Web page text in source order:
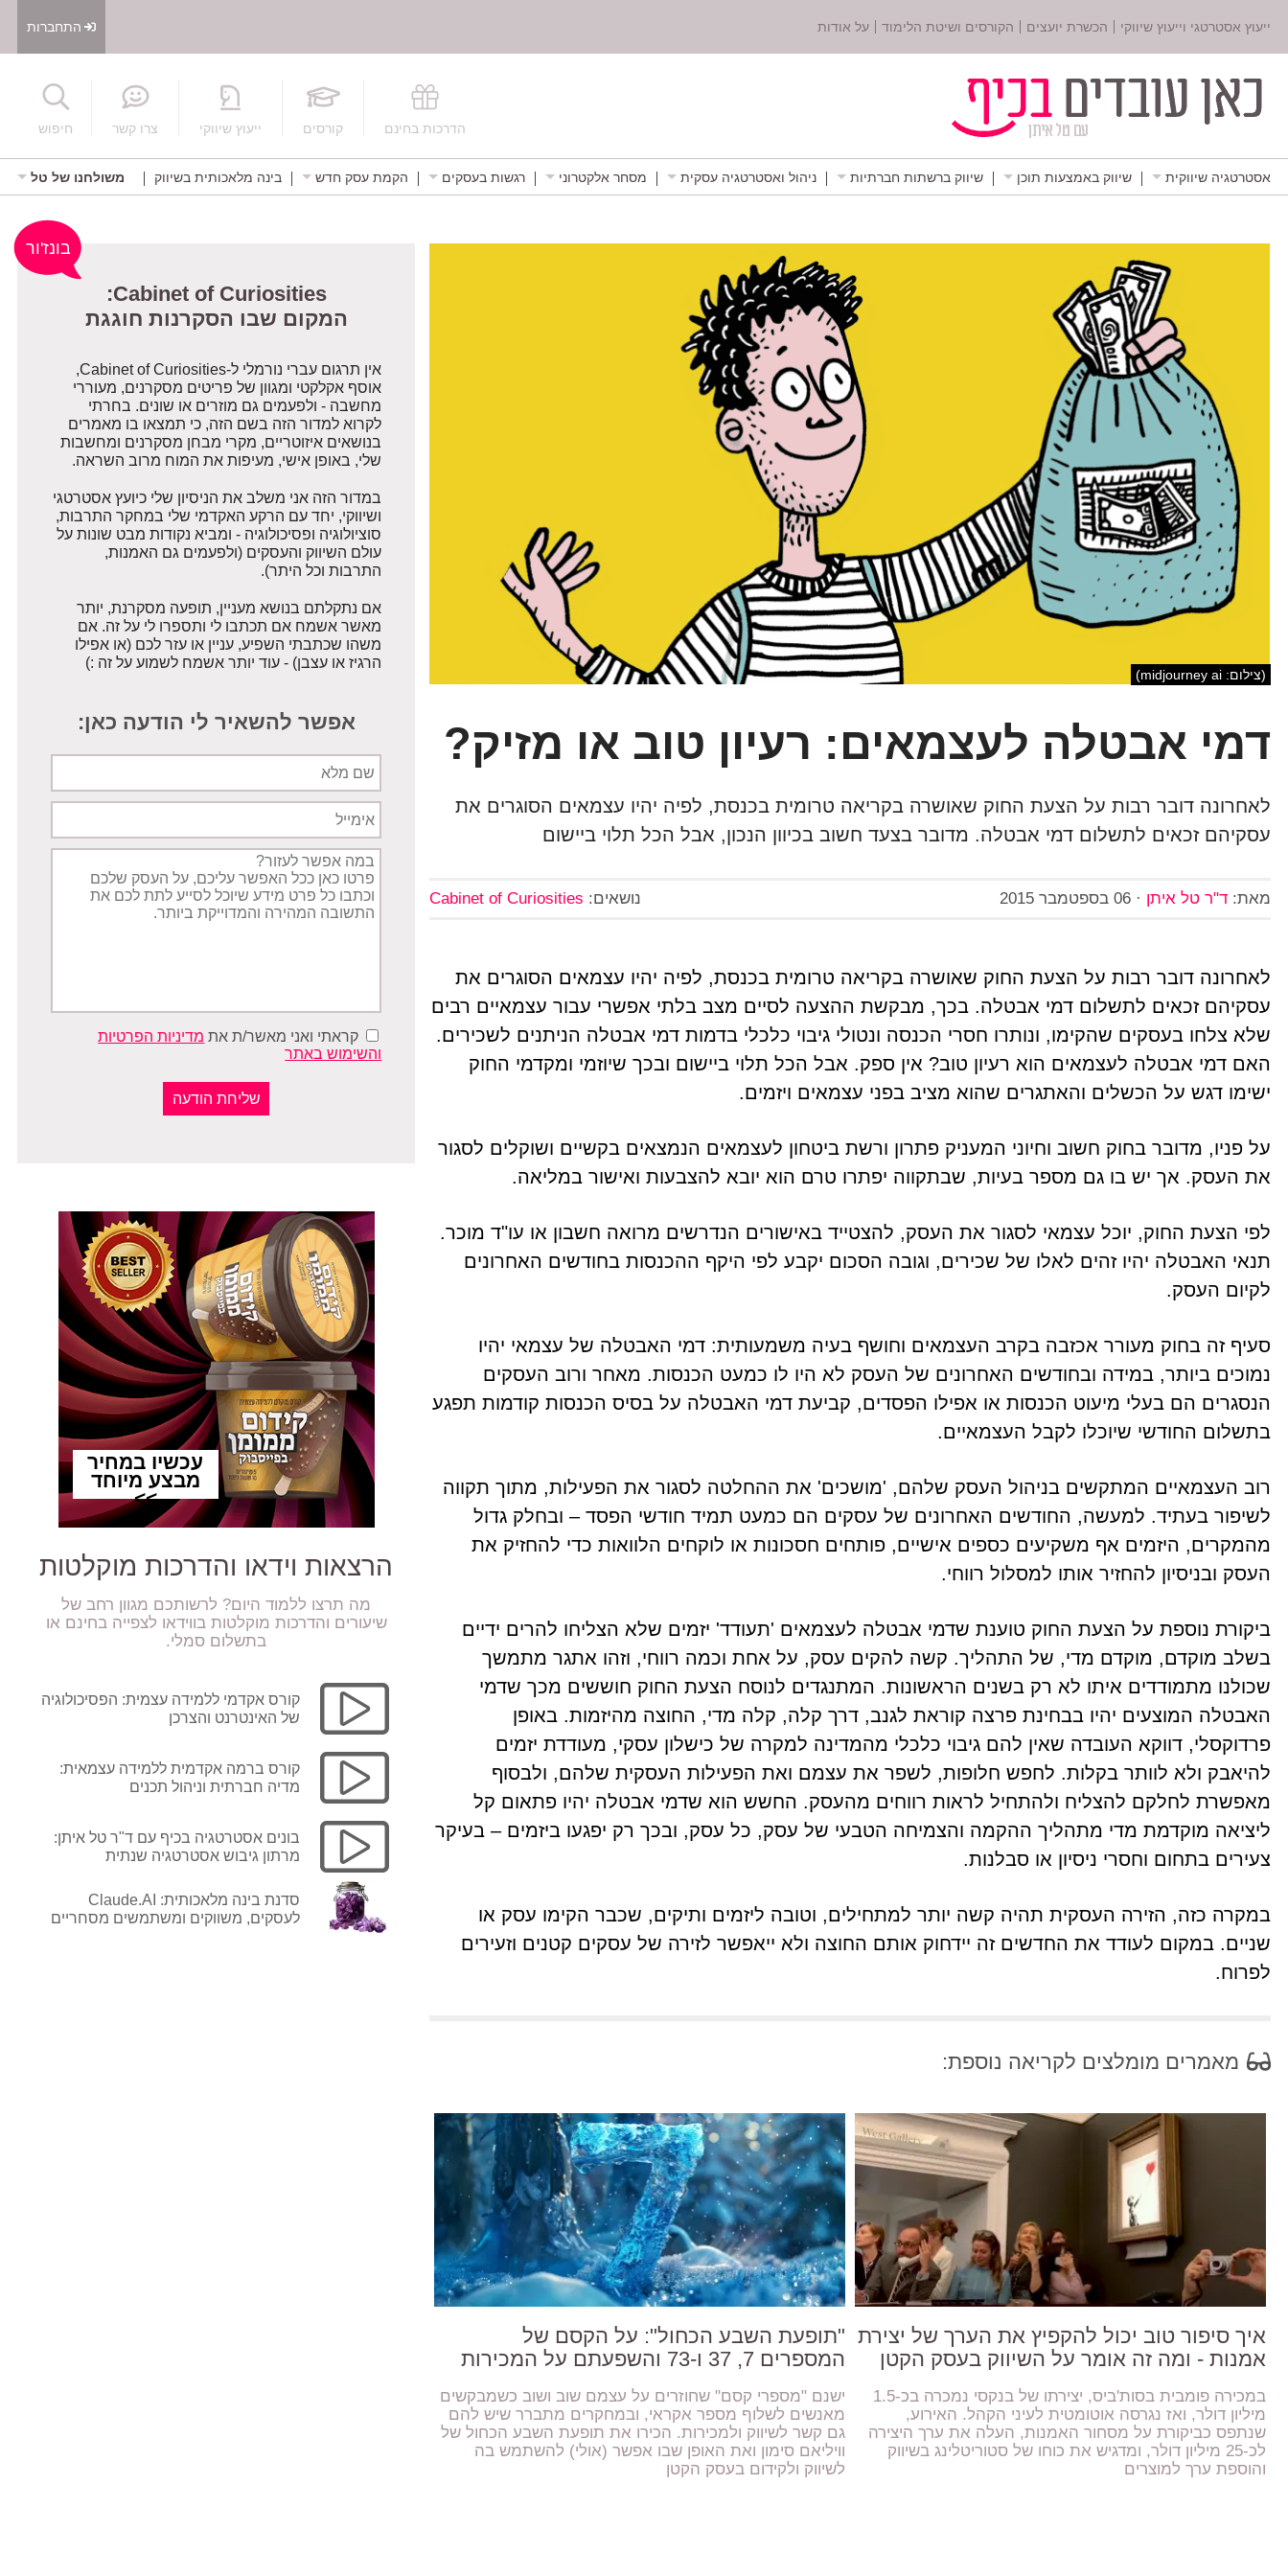
ייעוץ אסטרטגי וייעוץ שיווקי הכשרת יועצים הקורסים ושיטת הלימוד על אודות התחברות
הדרכות בחינם קורסים ייעוץ שיווקי צרו קשר חיפוש
אסטרטגיה שיווקית שיווק באמצעות תוכן שיווק ברשתות חברתיות ניהול ואסטרטגיה עסקית מסחר אלקטרוני רגשות בעסקים הקמת עסק חדש בינה מלאכותית בשיווק משולחנו של טל
(צילום: midjourney ai)
דמי אבטלה לעצמאים: רעיון טוב או מזיק?
לאחרונה דובר רבות על הצעת החוק שאושרה בקריאה טרומית בכנסת, לפיה יהיו עצמאים הסוגרים את
עסקיהם זכאים לתשלום דמי אבטלה. מדובר בצעד חשוב בכיוון הנכון, אבל הכל תלוי ביישום
מאת: ד"ר טל איתן · 06 בספטמבר 2015 נושאים: Cabinet of Curiosities
לאחרונה דובר רבות על הצעת החוק שאושרה בקריאה טרומית בכנסת, לפיה יהיו עצמאים הסוגרים את
עסקיהם זכאים לתשלום דמי אבטלה. בכך, מבקשת ההצעה לסיים מצב בלתי אפשרי עבור עצמאיים רבים
שלא צלחו בעסקים שהקימו, ונותרו חסרי הכנסה ונטולי גיבוי כלכלי בדמות דמי אבטלה הניתנים לשכירים.
האם דמי אבטלה לעצמאים הוא רעיון טוב? אין ספק. אבל הכל תלוי ביישום ובכך שיוזמי ומקדמי החוק
ישימו דגש על הכשלים והאתגרים שהוא מציב בפני עצמאים ויזמים.
על פניו, מדובר בחוק חשוב וחיוני המעניק פתרון ורשת ביטחון לעצמאים הנמצאים בקשיים ושוקלים לסגור
את העסק. אך יש בו גם מספר בעיות, שבתקווה יפתרו טרם הוא יובא להצבעות ואישור במליאה.
לפי הצעת החוק, יוכל עצמאי לסגור את העסק, להצטייד באישורים הנדרשים מרואה חשבון או עו"ד מוכר.
תנאי האבטלה יהיו זהים לאלו של שכירים, וגובה הסכום יקבע לפי היקף ההכנסות בחודשים האחרונים
לקיום העסק.
סעיף זה בחוק מעורר אכזבה בקרב העצמאים וחושף בעיה משמעותית: דמי האבטלה של עצמאי יהיו
נמוכים ביותר, במידה ובחודשים האחרונים של העסק לא היו לו כמעט הכנסות. מאחר ורוב העסקים
הנסגרים הם בעלי מיעוט הכנסות או אפילו הפסדים, קביעת דמי האבטלה על בסיס הכנסות קודמות תפגע
בתשלום החודשי שיוכלו לקבל העצמאיים.
רוב העצמאיים המתקשים בניהול העסק שלהם, 'מושכים' את ההחלטה לסגור את הפעילות, מתוך תקווה
לשיפור בעתיד. למעשה, החודשים האחרונים של עסקים הם כמעט תמיד חודשי הפסד – ובחלק גדול
מהמקרים, היזמים אף משקיעים כספים אישיים, פותחים חסכונות או לוקחים הלוואות כדי להחזיק את
העסק ובניסיון להחזיר אותו למסלול רווחי.
ביקורת נוספת על הצעת החוק טוענת שדמי אבטלה לעצמאים 'תעודד' יזמים שלא הצליחו להרים ידיים
בשלב מוקדם, מוקדם מדי, של התהליך. קשה להקים עסק, על אחת וכמה רווחי, וזהו אתגר מתמשך
שכולנו מתמודדים איתו לא רק בשנים הראשונות. המתנגדים לנוסח הצעת החוק חוששים מכך שדמי
האבטלה המוצעים יהיו בבחינת פרצה קוראת לגנב, דרך קלה, קלה מדי, החוצה מהיזמות. באופן
פרדוקסלי, דווקא העובדה שאין להם גיבוי כלכלי מהמדינה למקרה של כישלון עסקי, מעודדת יזמים
להיאבק ולא לוותר בקלות. לחפש חלופות, לשפר את עצמם ואת הפעילות העסקית שלהם, ולבסוף
מאפשרת לחלקם להצליח ולהתחיל לראות רווחים מהעסק. החשש הוא שדמי אבטלה יהיו פתאום קל
ליציאה מוקדמת מדי מתהליך ההקמה והצמיחה הטבעי של עסק, כל עסק, ובכך רק יפגעו ביזמים – בעיקר
צעירים בתחום וחסרי ניסיון או סבלנות.
במקרה כזה, הזירה העסקית תהיה קשה יותר למתחילים, וטובה ליזמים ותיקים, שכבר הקימו עסק או
שניים. במקום לעודד את החדשים זה יידחוק אותם החוצה ולא ייאפשר לזירה של עסקים קטנים וזעירים
לפרוח.
מאמרים מומלצים לקריאה נוספת:
איך סיפור טוב יכול להקפיץ את הערך של יצירת
אמנות - ומה זה אומר על השיווק בעסק הקטן
במכירה פומבית בסות'ביס, יצירתו של בנקסי נמכרה בכ-1.5
מיליון דולר, ואז נגרסה אוטומטית לעיני הקהל. האירוע,
שנתפס כביקורת על מסחור האמנות, העלה את ערך היצירה
לכ-25 מיליון דולר, ומדגיש את כוחו של סטוריטלינג בשיווק
והוספת ערך למוצרים
"תופעת השבע הכחול": על הקסם של
המספרים 7, 37 ו-73 והשפעתם על המכירות
ישנם "מספרי קסם" שחוזרים על עצמם שוב ושוב כשמבקשים
מאנשים לשלוף מספר אקראי, ובמחקרים מתברר שיש להם
גם קשר לשיווק ולמכירות. הכירו את תופעת השבע הכחול של
וויליאם סימון ואת האופן שבו אפשר (אולי) להשתמש בה
לשיווק ולקידום בעסק הקטן
בונז'ור
Cabinet of Curiosities:
המקום שבו הסקרנות חוגגת
אין תרגום עברי נורמלי ל-Cabinet of Curiosities,
אוסף אקלקטי ומגוון של פריטים מסקרנים, מעוררי
מחשבה - ולפעמים גם מוזרים או שונים. בחרתי
לקרוא למדור הזה בשם הזה, כי תמצאו בו מאמרים
בנושאים איזוטריים, מקרי מבחן מסקרנים ומחשבות
שלי, באופן אישי, מעיפות את המוח מרוב השראה.
במדור הזה אני משלב את הניסיון שלי כיועץ אסטרטגי
ושיווקי, יחד עם הרקע האקדמי שלי במחקר התרבות,
סוציולוגיה ופסיכולוגיה - ומביא נקודות מבט שונות על
עולם השיווק והעסקים (ולפעמים גם האמנות,
התרבות וכל היתר).
אם נתקלתם בנושא מעניין, תופעה מסקרנת, יותר
מאשר אשמח אם תכתבו לי ותספרו לי על זה. אם
משהו שכתבתי השפיע, עניין או עזר לכם (או אפילו
הרגיז או עצבן) - עוד יותר אשמח לשמוע על זה :)
אפשר להשאיר לי הודעה כאן:
מלא
תיאור
הפניה
קראתי ואני מאשר/ת את מדיניות הפרטיות
והשימוש באתר
עכשיו במחיר
מבצע מיוחד
הרצאות וידאו והדרכות מוקלטות
מה תרצו ללמוד היום? לרשותכם מגוון רחב של
שיעורים והדרכות מוקלטות בווידאו לצפייה בחינם או
בתשלום סמלי.
קורס אקדמי ללמידה עצמית: הפסיכולוגיה
של האינטרנט והצרכן
קורס ברמה אקדמית ללמידה עצמאית:
מדיה חברתית וניהול תכנים
בונים אסטרטגיה בכיף עם ד"ר טל איתן:
מרתון גיבוש אסטרטגיה שנתית
סדנת בינה מלאכותית: Claude.AI
לעסקים, משווקים ומשתמשים מסחריים